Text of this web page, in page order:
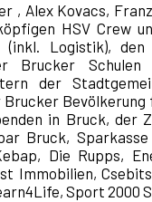
, Alex Kovacs,
HSV Crew
(inkl. Logistik),
Brucker
der
in Bruck, der
Bruck,
Die Rupps,
Immobilien,
Sport 2000